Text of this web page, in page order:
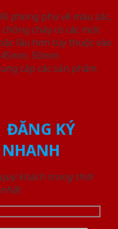
phong phú về màu sắc,
cháy có các mức
lâu hơn tùy thuộc vào
50mm.
cấp các sản phẩm
ĐĂNG KÝ
khách trong thời